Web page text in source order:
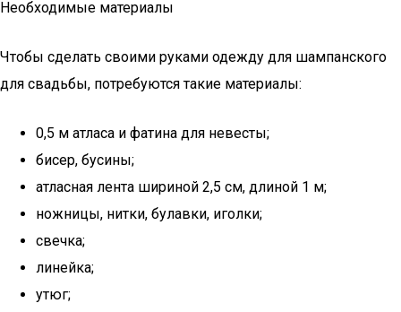
Необходимые материалы
Чтобы сделать своими руками одежду для шампанского
для свадьбы, потребуются такие материалы:
0,5 м атласа и фатина для невесты;
бисер, бусины;
атласная лента шириной 2,5 см, длиной 1 м;
ножницы, нитки, булавки, иголки;
свечка;
линейка;
утюг;